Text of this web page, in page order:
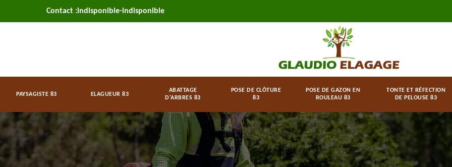
Contact :indisponible-indisponible
PAYSAGISTE 83 ELAGUEUR 83
ABATTAGE
D'ARBRES 83
POSE DE CLÔTURE
83
POSE DE GAZON EN
ROULEAU 83
TONTE ET RÉFECTION
DE PELOUSE 83